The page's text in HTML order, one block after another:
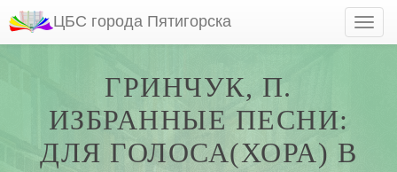
ЦБС города Пятигорска
ГРИНЧУК, П.
ИЗБРАННЫЕ ПЕСНИ:
ДЛЯ ГОЛОСА(ХОРА) В